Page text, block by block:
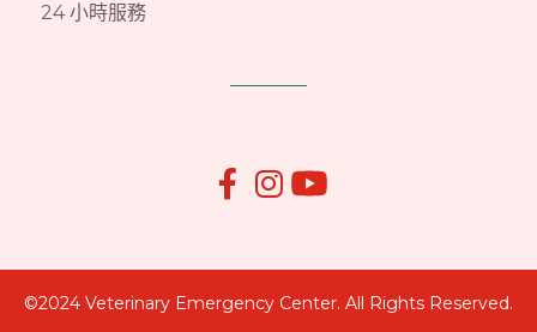
24 小時服務
 
©2024 Veterinary Emergency Center. All Rights Reserved.